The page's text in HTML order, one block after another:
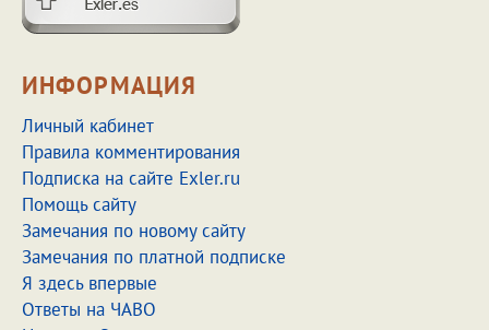
ИНФОРМАЦИЯ
Личный кабинет
Правила комментирования
Подписка на сайте Exler.ru
Помощь сайту
Замечания по новому сайту
Замечания по платной подписке
Я здесь впервые
Ответы на ЧАВО